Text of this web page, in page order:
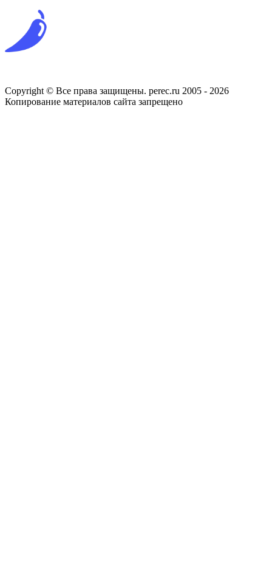
Copyright © Все права защищены. perec.ru 2005 - 2026
Копирование материалов сайта запрещено